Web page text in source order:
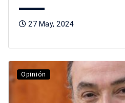
27 May, 2024
Opinión